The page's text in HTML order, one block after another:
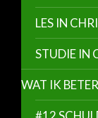
LES IN
STUDIE IN
WAT IK